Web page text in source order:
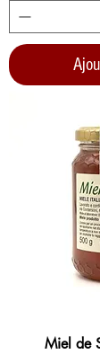
Miel de